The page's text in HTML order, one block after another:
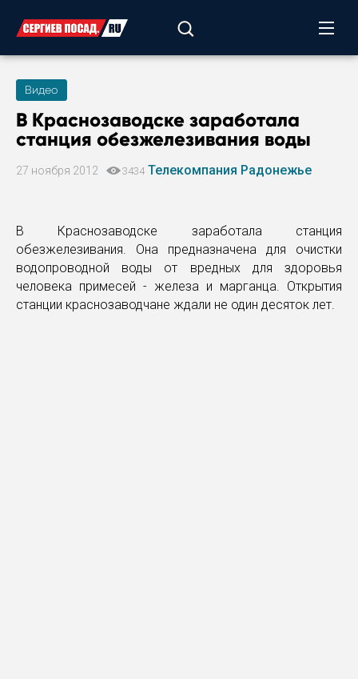
Видео
В Краснозаводске заработала
станция обезжелезивания воды
27 ноября 2012 3434 Телекомпания Радонежье
В Краснозаводске заработала станция
обезжелезивания. Она предназначена для очистки
водопроводной воды от вредных для здоровья
человека примесей - железа и марганца. Открытия
станции краснозаводчане ждали не один десяток лет.